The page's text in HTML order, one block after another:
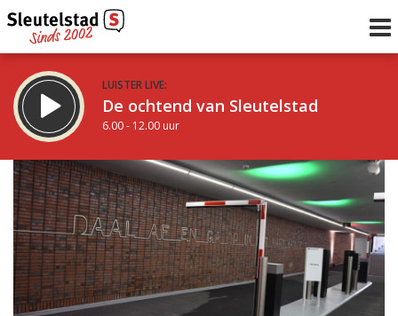
LUISTER LIVE:
De ochtend van Sleutelstad
6.00 - 12.00 uur
STRAKS:
De middag van Sleutelstad
12.00 - 19.00 uur
Vorig uur
uur 1 van 0 Volgend uur
Inklappen